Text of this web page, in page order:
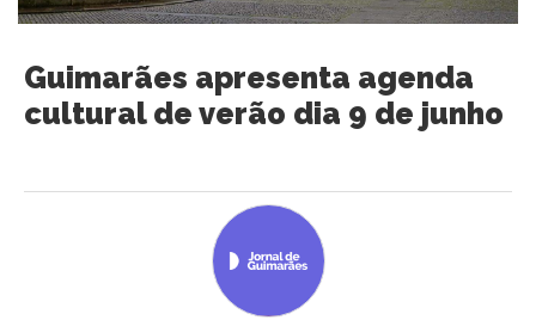
Guimarães apresenta agenda
cultural de verão dia 9 de junho